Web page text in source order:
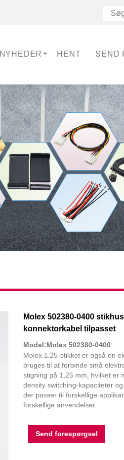
NYHEDER HENT SEND
Molex 502380-0400
konnektorkabel tilpasset
Model:Molex 502380-0400
Molex 1.25-stikket er også en
bruges til at forbinde små
stigning på 1,25 mm, hvilket er
density switching-kapaciteter
der passer til forskellige
forskellige anvendelser.
Send forespørgsel